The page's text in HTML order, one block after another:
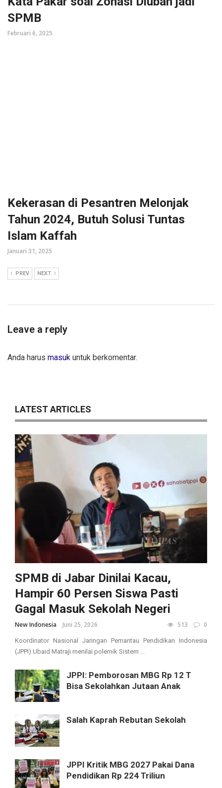
SPMB
Februari 6, 2025
Kekerasan di Pesantren Melonjak
Tahun 2024, Butuh Solusi Tuntas
Islam Kaffah
Januari 31, 2025
PREV NEXT
Leave a reply
Anda harus masuk untuk berkomentar.
LATEST ARTICLES
SPMB di Jabar Dinilai Kacau,
Hampir 60 Persen Siswa Pasti
Gagal Masuk Sekolah Negeri
New Indonesia Juni 25, 2026 513 0
Koordinator Nasional Jaringan Pemantau Pendidikan Indonesia
(JPPI) Ubaid Matraji menilai polemik Sistem ...
JPPI: Pemborosan MBG Rp 12 T
Bisa Sekolahkan Jutaan Anak
Salah Kaprah Rebutan Sekolah
JPPI Kritik MBG 2027 Pakai Dana
Pendidikan Rp 224 Triliun